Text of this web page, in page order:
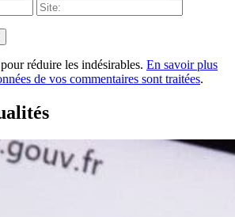
réduire les indésirables. En savoir plus
de vos commentaires sont traitées.